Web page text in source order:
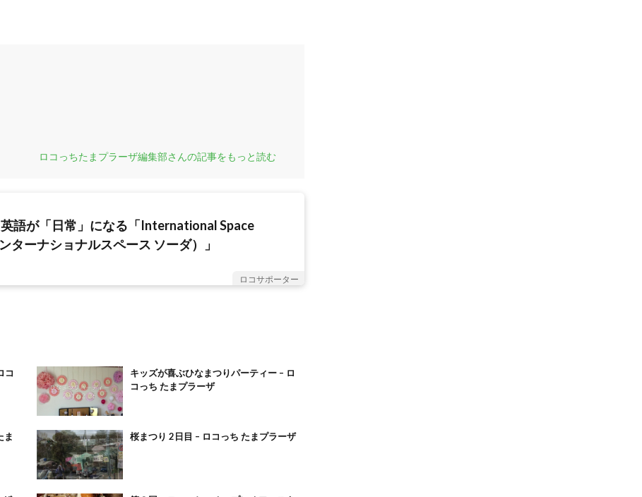
ロコっちたまプラーザ編集部さんの記事をもっと読む
語が「日常」になる「International Space
ターナショナルスペース ソーダ）」
ロコサポーター
コ
キッズが喜ぶひなまつりパーティー – ロ
コっち たまプラーザ
ま
桜まつり 2日目 – ロコっち たまプラーザ